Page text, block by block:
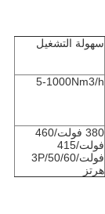
سهولة التشغيل
5-1000Nm3/h
380 فولت/460
فولت/415
فولت/3P/50/60
هرتز